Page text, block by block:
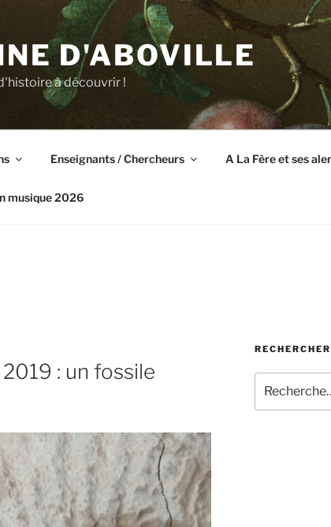
D'ABOVILLE
à découvrir !
Enseignants / Chercheurs A La Fère et ses
musique 2026
: un fossile
RECHERCHER
pour
: